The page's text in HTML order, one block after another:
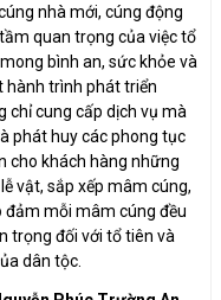
nhà mới, cúng động
quan trọng của việc tổ
bình an, sức khỏe và
hành trình phát triển
chỉ cung cấp dịch vụ mà
phát huy các phong tục
cho khách hàng những
vật, sắp xếp mâm cúng,
mỗi mâm cúng đều
trọng đối với tổ tiên và
dân tộc.